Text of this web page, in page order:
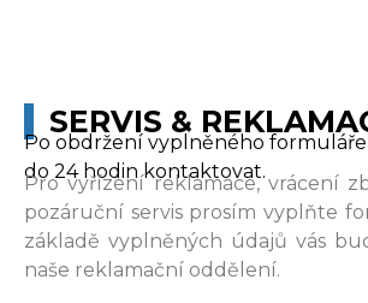
SERVIS &
Po obdržení vyplněného
do 24 hodin kontaktovat.
Pro vyřízení reklamace, vrácení
pozáruční servis prosím vyplňte
základě vyplněných údajů vás
naše reklamační oddělení.